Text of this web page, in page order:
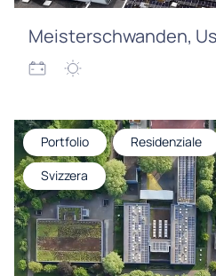
Meisterschwanden,
Portfolio Residenziale
Svizzera